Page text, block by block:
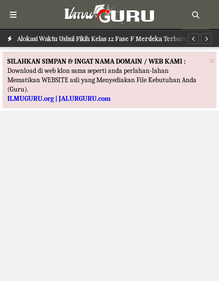
Alokasi Waktu Ushul Fikih Kelas 12 Fase F Merdeka Terbaru
Alokasi Waktu Ilmu Tafsir Kelas 12 Fase F Merdeka Terbaru
×
SILAHKAN SIMPAN & INGAT NAMA DOMAIN / WEB KAMI :
Download di web klon sama seperti anda perlahan-lahan
Mematikan WEBSITE asli yang Menyediakan File Kebutuhan Anda
(Guru).
ILMUGURU.org | JALURGURU.com